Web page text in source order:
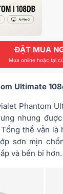
ĐẶT MUA
Mua online hoặc tại
Ultimate
Phantom
nhưng
thể vẫn
sơn mịn
và bền bỉ hơn.